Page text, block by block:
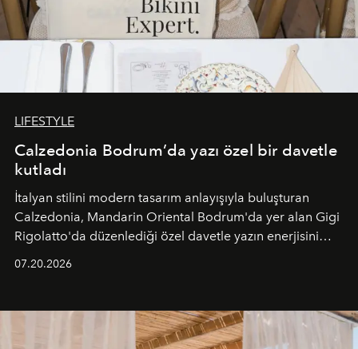
LIFESTYLE
Calzedonia Bodrum’da yazı özel bir davetle
kutladı
İtalyan stilini modern tasarım anlayışıyla buluşturan
Calzedonia, Mandarin Oriental Bodrum'da yer alan Gigi
Rigolatto'da düzenlediği özel davetle yazın enerjisini
07.20.2026